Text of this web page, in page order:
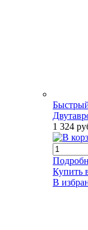
1 324
Купить
В